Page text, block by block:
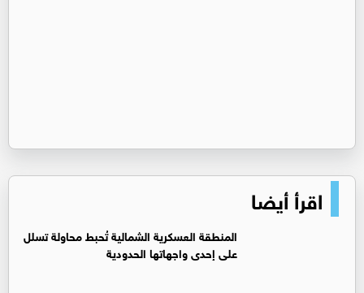
اقرأ أيضا
المنطقة العسكرية الشمالية تُحبط محاولة تسلل
على إحدى واجهاتها الحدودية